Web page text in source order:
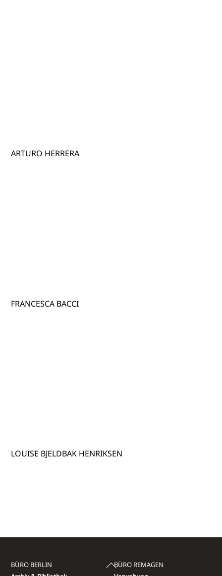
ARTURO HERRERA
FRANCESCA BACCI
LOUISE BJELDBAK HENRIKSEN
Back
BÜRO BERLIN
BÜRO REMAGEN